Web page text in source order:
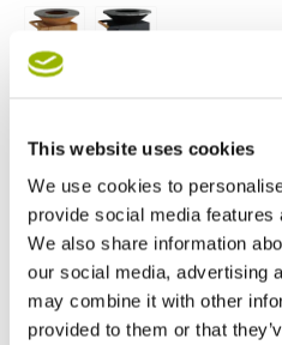
This website uses cookies
We use cookies to
provide social media
We also share information
our social media, advertising
may combine it with other
provided to them or that
Vanaf€2.245,00
In